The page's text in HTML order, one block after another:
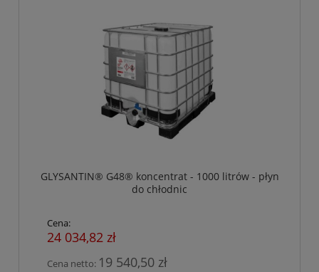
GLYSANTIN® G48® koncentrat - 1000 litrów - płyn
do chłodnic
Cena:
24 034,82 zł
Cena netto: 19 540,50 zł